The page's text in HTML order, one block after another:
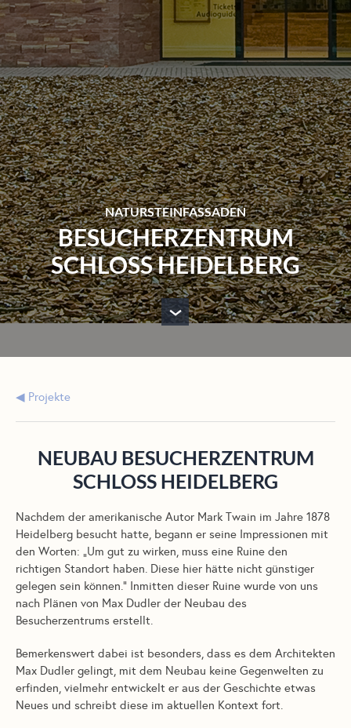
NATURSTEINFASSADEN
BESUCHERZENTRUM
SCHLOSS HEIDELBERG
›
Projekte
NEUBAU BESUCHERZENTRUM
SCHLOSS HEIDELBERG
Nachdem der amerikanische Autor Mark Twain im Jahre 1878
Heidelberg besucht hatte, begann er seine Impressionen mit
den Worten: „Um gut zu wirken, muss eine Ruine den
richtigen Standort haben. Diese hier hätte nicht günstiger
gelegen sein können.“ Inmitten dieser Ruine wurde von uns
nach Plänen von Max Dudler der Neubau des
Besucherzentrums erstellt.
Bemerkenswert dabei ist besonders, dass es dem Architekten
Max Dudler gelingt, mit dem Neubau keine Gegenwelten zu
erfinden, vielmehr entwickelt er aus der Geschichte etwas
Neues und schreibt diese im aktuellen Kontext fort.